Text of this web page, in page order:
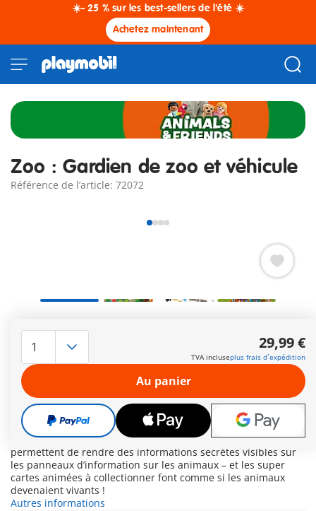
☀️- 25 % sur les best-sellers de l'été ☀️
Achetez maintenant
Zoo : Gardien de zoo et véhicule
Référence de l’article: 72072
de ravitaillement du zoo de Playmo-City attire vraiment tous
les regards. Aujourd’hui, le gardien d’animaux apporte de la
nourriture au panda, au panda rouge et à l’orang-outan dans
la partie asiatique du parc. Un élève a la chance de
l’accompagner et l’aide à nourrir les animaux. La plateforme à
l’arrière du véhicule offre suffisamment de place pour tout
l’équipement important et les poignées de maintien
permettent à deux enfants de voyager à l’arrière en toute
sécurité et confort. Les loupes d’explorateur innovantes
permettent de rendre des informations secrètes visibles sur
les panneaux d’information sur les animaux – et les super
cartes animées à collectionner font comme si les animaux
devenaient vivants !
Autres informations
29,99 €
TVA incluseplus frais d´expédition
Au panier